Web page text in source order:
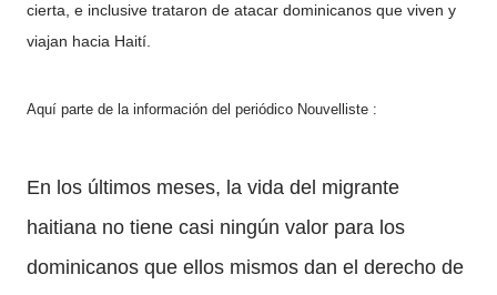
cierta, e inclusive trataron de atacar dominicanos que viven y
viajan hacia Haití.
Aquí parte de la información del periódico Nouvelliste :
En los últimos meses, la vida del migrante
haitiana no tiene casi ningún valor para los
dominicanos que ellos mismos dan el derecho de